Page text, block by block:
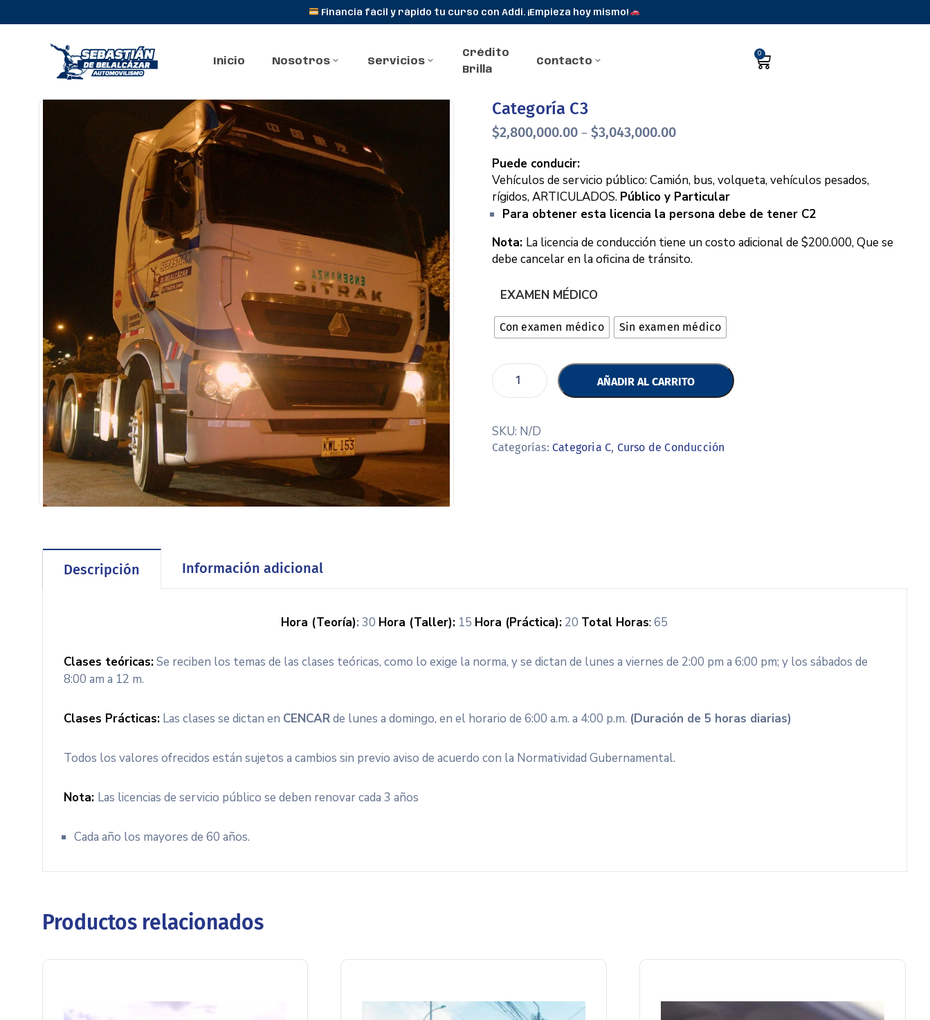
Financia fácil y rápido tu curso con Addi. ¡Empieza hoy mismo!
Inicio Nosotros Servicios
Crédito
Brilla
Contacto
0
Categoría C3
$2,800,000.00 – $3,043,000.00
Puede conducir:
Vehículos de servicio público: Camión, bus, volqueta, vehículos pesados,
rígidos, ARTICULADOS. Público y Particular
Para obtener esta licencia la persona debe de tener C2
Nota: La licencia de conducción tiene uncosto adicional de $200.000, Que se
debe cancelar en la oficina de tránsito.
EXAMEN MÉDICO
Con examen médico Sin examen médico
AÑADIR AL CARRITO
SKU: N/D
Categorías: Categoria C, Curso de Conducción
Descripción Información adicional
Hora (Teoría): 30 Hora (Taller): 15 Hora (Práctica): 20 Total Horas:65
Clases teóricas:Se reciben los temas de las clases teóricas, como lo exige la norma, y se dictan de lunes a viernes de 2:00 pm a 6:00 pm; y los sábados de
8:00 am a 12 m.
Clases Prácticas:Las clases se dictan en CENCARde lunes a domingo, en el horario de 6:00 a.m. a 4:00 p.m. (Duración de 5 horas diarias)
Todos los valores ofrecidos están sujetos a cambios sin previo aviso de acuerdo con la Normatividad Gubernamental.
Nota: Las licencias de servicio público se deben renovar cada 3 años
Cada año los mayores de 60 años.
Productos relacionados